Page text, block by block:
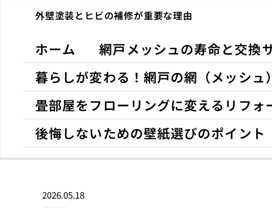
外壁塗装とヒビの補修が重要な理由
ホーム 網戸メッシュの寿命と交換
暮らしが変わる！網戸の網（メッシュ
畳部屋をフローリングに変えるリフォ
後悔しないための壁紙選びのポイント
2026.05.18